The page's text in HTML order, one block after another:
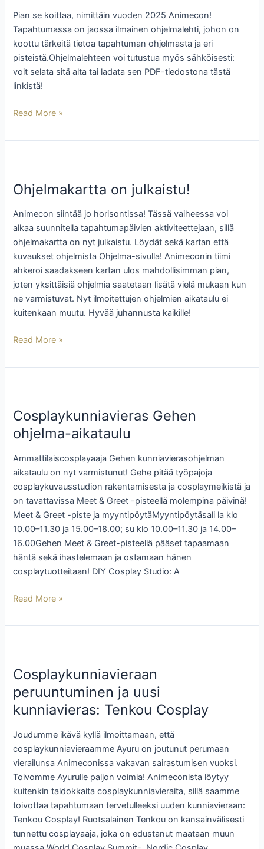
Pian se koittaa, nimittäin vuoden 2025 Animecon!
Tapahtumassa on jaossa ilmainen ohjelmalehti, johon on
koottu tärkeitä tietoa tapahtuman ohjelmasta ja eri
pisteistä.Ohjelmalehteen voi tutustua myös sähköisesti:
voit selata sitä alta tai ladata sen PDF-tiedostona tästä
linkistä!
Read More »
Ohjelmakartta on julkaistu!
Animecon siintää jo horisontissa! Tässä vaiheessa voi
alkaa suunnitella tapahtumapäivien aktiviteettejaan, sillä
ohjelmakartta on nyt julkaistu. Löydät sekä kartan että
kuvaukset ohjelmista Ohjelma-sivulla! Animeconin tiimi
ahkeroi saadakseen kartan ulos mahdollisimman pian,
joten yksittäisiä ohjelmia saatetaan lisätä vielä mukaan kun
ne varmistuvat. Nyt ilmoitettujen ohjelmien aikataulu ei
kuitenkaan muutu. Hyvää juhannusta kaikille!
julkaistu!
Read More »
Cosplaykunniavieras Gehen
ohjelma-aikataulu
Ammattilaiscosplayaaja Gehen kunniavierasohjelman
aikataulu on nyt varmistunut! Gehe pitää työpajoja
cosplaykuvausstudion rakentamisesta ja cosplaymeikistä ja
on tavattavissa Meet & Greet -pisteellä molempina päivinä!
Meet & Greet -piste ja myyntipöytäMyyntipöytäsali la klo
10.00–11.30 ja 15.00–18.00; su klo 10.00–11.30 ja 14.00–
16.00Gehen Meet & Greet-pisteellä pääset tapaamaan
häntä sekä ihastelemaan ja ostamaan hänen
cosplaytuotteitaan! DIY Cosplay Studio: A
ohjelma-
aikataulu
Read More »
Cosplaykunniavieraan
peruuntuminen ja uusi
kunniavieras: Tenkou Cosplay
Joudumme ikävä kyllä ilmoittamaan, että
cosplaykunniavieraamme Ayuru on joutunut perumaan
vierailunsa Animeconissa vakavan sairastumisen vuoksi.
Toivomme Ayurulle paljon voimia! Animeconista löytyy
kuitenkin taidokkaita cosplaykunniavieraita, sillä saamme
toivottaa tapahtumaan tervetulleeksi uuden kunniavieraan:
Tenkou Cosplay! Ruotsalainen Tenkou on kansainvälisesti
tunnettu cosplayaaja, joka on edustanut maataan muun
ja
uusi
kunniavieras:
Tenkou
Cosplay